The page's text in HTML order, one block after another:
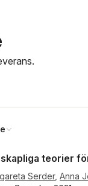
teorier
Serder, Anna